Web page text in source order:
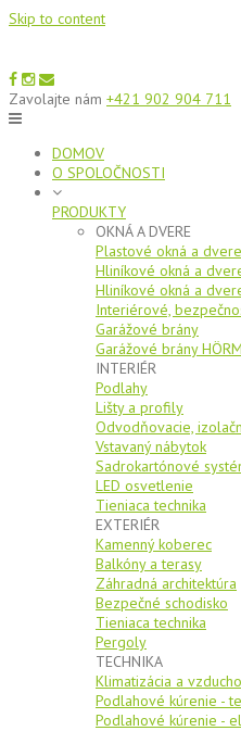
Skip to content
Zavolajte nám +421 902 904 711
DOMOV
O SPOLOČNOSTI
PRODUKTY
OKNÁ A DVERE
Plastové okná a
Hliníkové okná a
Hliníkové okná a
Interiérové,
Garážové brány
Garážové brány
INTERIÉR
Podlahy
Lišty a profily
Odvodňovacie,
Vstavaný nábytok
Sadrokartónové
LED osvetlenie
Tieniaca technika
EXTERIÉR
Kamenný koberec
Balkóny a terasy
Záhradná architektúra
Bezpečné schodisko
Tieniaca technika
Pergoly
TECHNIKA
Klimatizácia a
Podlahové kúrenie -
Podlahové kúrenie -